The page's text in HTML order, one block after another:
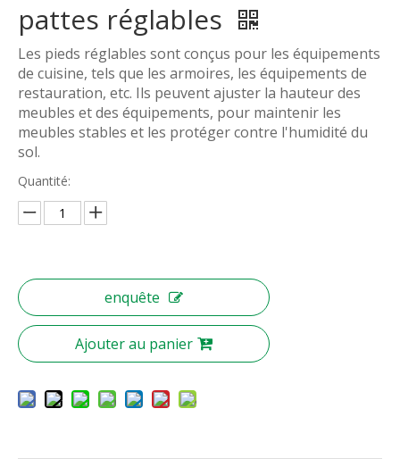
pattes réglables
Les pieds réglables sont conçus pour les équipements
de cuisine, tels que les armoires, les équipements de
restauration, etc. Ils peuvent ajuster la hauteur des
meubles et des équipements, pour maintenir les
meubles stables et les protéger contre l'humidité du
sol.
Quantité:
enquête
Ajouter au panier